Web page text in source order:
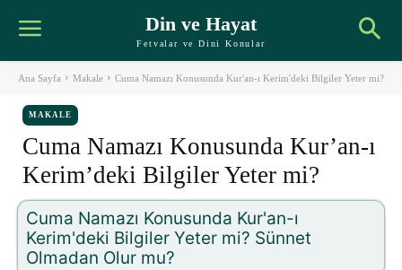
Din ve Hayat
Fetvalar ve Dini Konular
Ana Sayfa Makale Cuma Namazı Konusunda Kur'an-ı Kerim'deki Bilgiler Yeter mi?
MAKALE
Cuma Namazı Konusunda Kur’an-ı
Kerim’deki Bilgiler Yeter mi?
Cuma Namazı Konusunda Kur'an-ı
Kerim'deki Bilgiler Yeter mi? Sünnet
Olmadan Olur mu?